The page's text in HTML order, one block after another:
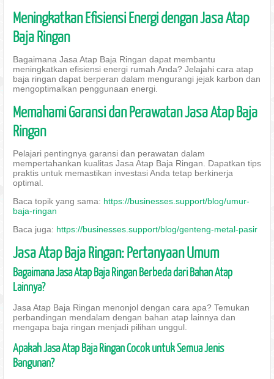
Meningkatkan Efisiensi Energi dengan Jasa Atap
Baja Ringan
Bagaimana Jasa Atap Baja Ringan dapat membantu
meningkatkan efisiensi energi rumah Anda? Jelajahi cara atap
baja ringan dapat berperan dalam mengurangi jejak karbon dan
mengoptimalkan penggunaan energi.
Memahami Garansi dan Perawatan Jasa Atap Baja
Ringan
Pelajari pentingnya garansi dan perawatan dalam
mempertahankan kualitas Jasa Atap Baja Ringan. Dapatkan tips
praktis untuk memastikan investasi Anda tetap berkinerja
optimal.
Baca topik yang sama: https://businesses.support/blog/umur-
baja-ringan
Baca juga: https://businesses.support/blog/genteng-metal-pasir
Jasa Atap Baja Ringan: Pertanyaan Umum
Bagaimana Jasa Atap Baja Ringan Berbeda dari Bahan Atap
Lainnya?
Jasa Atap Baja Ringan menonjol dengan cara apa? Temukan
perbandingan mendalam dengan bahan atap lainnya dan
mengapa baja ringan menjadi pilihan unggul.
Apakah Jasa Atap Baja Ringan Cocok untuk Semua Jenis
Bangunan?